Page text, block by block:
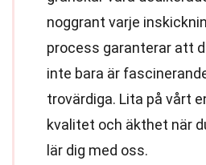
noggrant varje
process garanterar att
inte bara är
trovärdiga. Lita på vårt
kvalitet och äkthet när
lär dig med oss.